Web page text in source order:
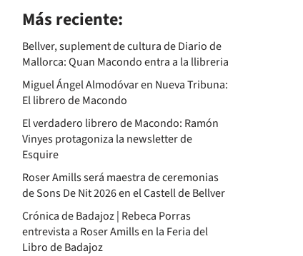
Más reciente:
Bellver, suplement de cultura de Diario de
Mallorca: Quan Macondo entra a la llibreria
Miguel Ángel Almodóvar en Nueva Tribuna:
El librero de Macondo
El verdadero librero de Macondo: Ramón
Vinyes protagoniza la newsletter de
Esquire
Roser Amills será maestra de ceremonias
de Sons De Nit 2026 en el Castell de Bellver
Crónica de Badajoz | Rebeca Porras
entrevista a Roser Amills en la Feria del
Libro de Badajoz